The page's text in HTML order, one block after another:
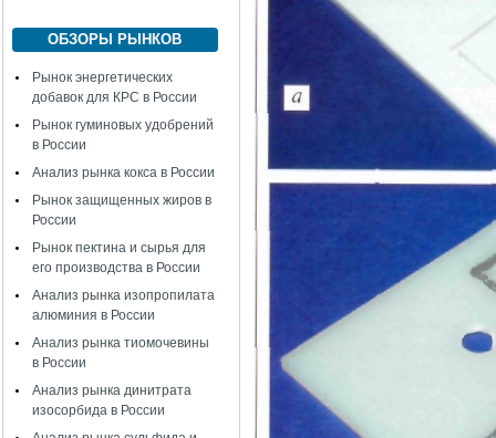
ОБЗОРЫ РЫНКОВ
Рынок энергетических
добавок для КРС в России
Рынок гуминовых удобрений
в России
Анализ рынка кокса в России
Рынок защищенных жиров в
России
Рынок пектина и сырья для
его производства в России
Анализ рынка изопропилата
алюминия в России
Анализ рынка тиомочевины
в России
Анализ рынка динитрата
изосорбида в России